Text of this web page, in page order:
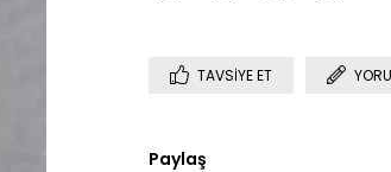
TAVSIYE ET
Paylaş